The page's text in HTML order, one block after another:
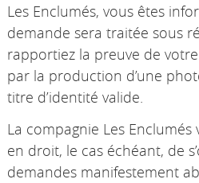
Les Enclumés, vous êtes
demande sera traitée sous
rapportiez la preuve de
par la production d’une
titre d’identité valide.
La compagnie Les Enclumés
en droit, le cas échéant, de
demandes manifestement